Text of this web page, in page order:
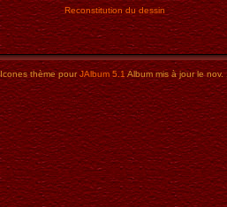
Reconstitution du dessin
Icones thème pourJAlbum 5.1Album mis à jour le